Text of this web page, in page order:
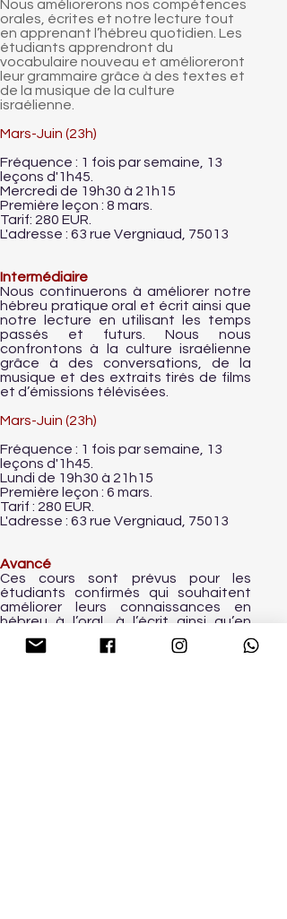
Nous améliorerons nos compétences
orales, écrites et notre lecture tout
en apprenant l’hébreu quotidien. Les
étudiants apprendront du
vocabulaire nouveau et amélioreront
leur grammaire grâce à des textes et
de la musique de la culture
israélienne.
Mars-Juin (23h)
Fréquence : 1 fois par semaine, 13
leçons d'1h45.
Mercredi de 19h30 à 21h15
Première leçon : 8 mars.
Tarif: 280 EUR.
L'adresse : 63 rue Vergniaud, 75013
Intermédiaire
Nous continuerons à améliorer notre
hébreu pratique oral et écrit ainsi que
notre lecture en utilisant les temps
passés et futurs. Nous nous
confrontons à la culture israélienne
grâce à des conversations, de la
musique et des extraits tirés de films
et d’émissions télévisées.
Mars-Juin (23h)
Fréquence : 1 fois par semaine, 13
leçons d'1h45.
Lundi de 19h30 à 21h15
Première leçon : 6 mars.
Tarif : 280 EUR.
L'adresse : 63 rue Vergniaud, 75013
Avancé
Ces cours sont prévus pour les
étudiants confirmés qui souhaitent
améliorer leurs connaissances en
hébreu à l’oral, à l’écrit ainsi qu’en
lecture. Nous lirons des textes et des
articles, nous regarderons les